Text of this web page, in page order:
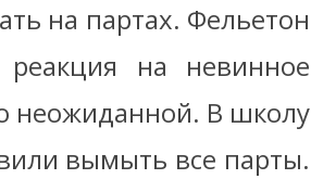
на партах. Фельетон
на невинное
неожиданной. В школу
вымыть все парты.